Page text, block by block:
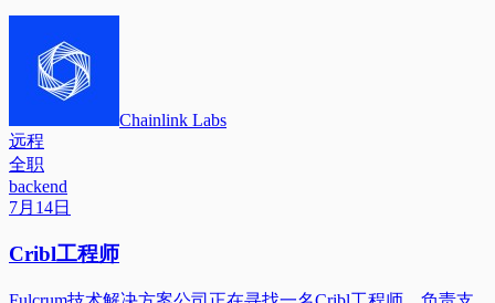
Chainlink Labs
远程
全职
backend
7月14日
Cribl工程师